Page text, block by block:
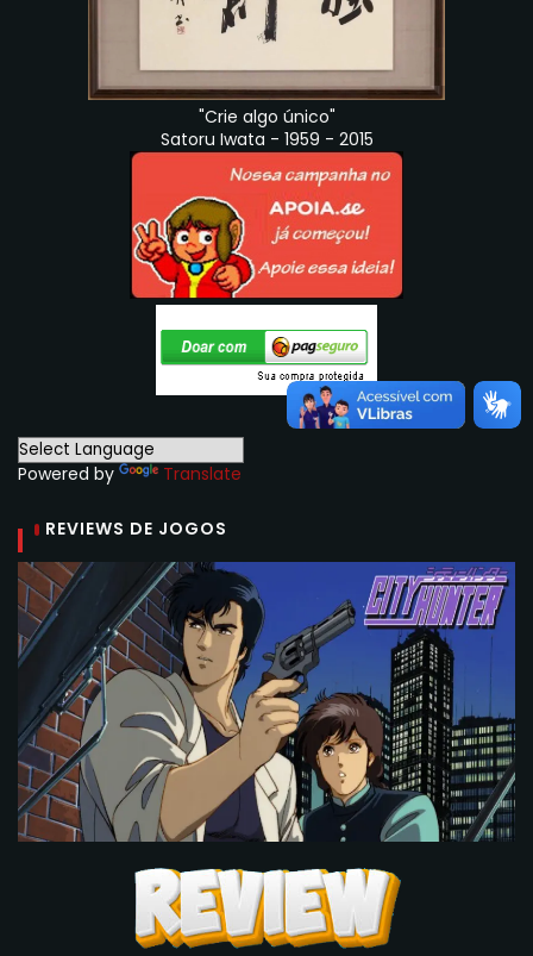
"Crie algo único"
Satoru Iwata - 1959 - 2015
Powered by Translate
REVIEWS DE JOGOS